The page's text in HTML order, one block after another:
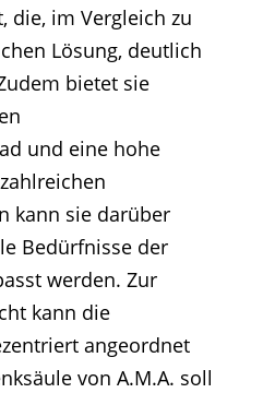
die, im Vergleich zu
Lösung, deutlich
bietet sie
und eine hohe
kann sie darüber
Bedürfnisse der
werden. Zur
kann die
angeordnet
von A.M.A. soll